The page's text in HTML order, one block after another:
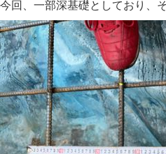
今回、一部深基礎としており、